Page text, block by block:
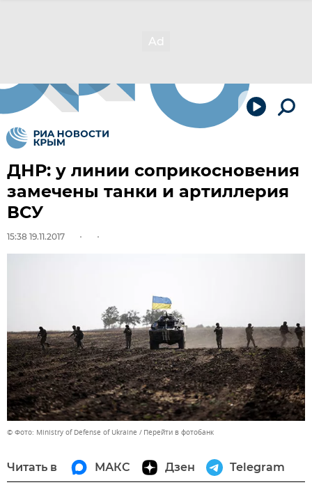
ДНР: у линии соприкосновения
замечены танки и артиллерия
ВСУ
15:38 19.11.2017
© Фото: Ministry of Defense of Ukraine Перейти в фотобанк
Читать в МАКС Дзен Telegram